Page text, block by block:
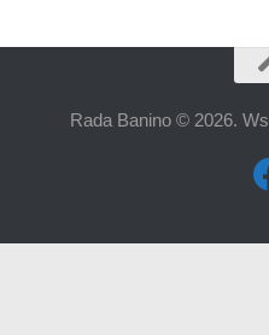
Rada Banino © 2026.